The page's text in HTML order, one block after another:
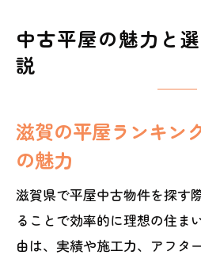
中古平屋の魅力と
説
滋賀の平屋ランキン
の魅力
滋賀県で平屋中古物件を探す
ることで効率的に理想の住ま
由は、実績や施工力、アフタ